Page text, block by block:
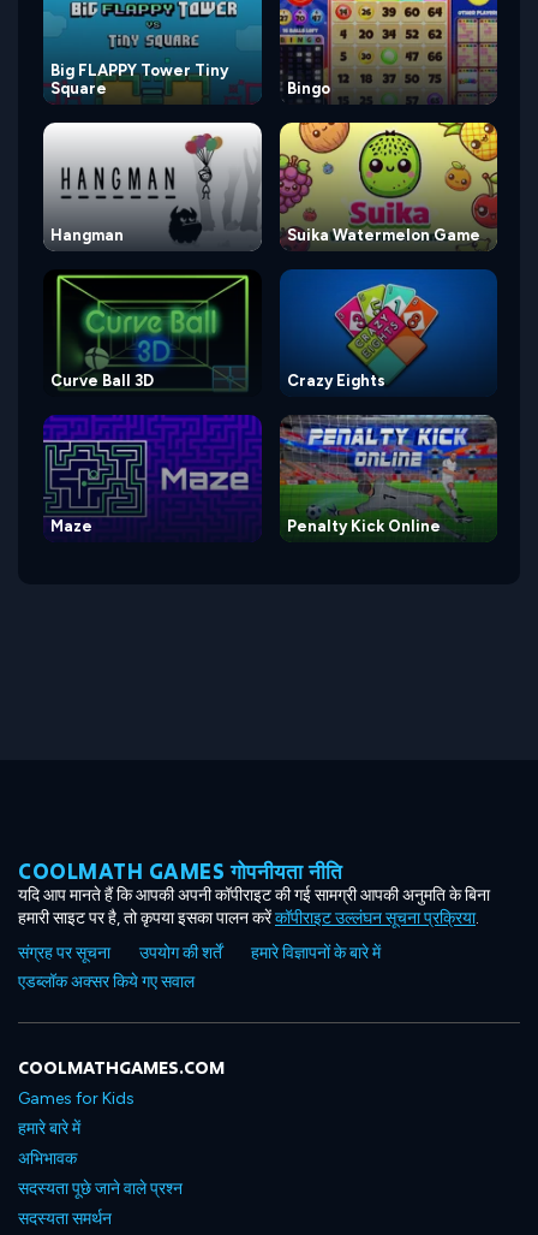
Big FLAPPY Tower Tiny
Square
Bingo
Hangman Suika Watermelon Game
Curve Ball 3D Crazy Eights
Maze Penalty Kick Online
COOLMATH GAMES गोपनीयता नीति
यदि आप मानते हैं कि आपकी अपनी कॉपीराइट की गई सामग्री आपकी अनुमति के बिना
हमारी साइट पर है, तो कृपया इसका पालन करेंकॉपीराइट उल्लंघन सूचना प्रक्रिया.
संग्रह पर सूचना
उपयोग की शर्तें
हमारे विज्ञापनों के बारे में
एडब्लॉक अक्सर किये गए सवाल
COOLMATHGAMES.COM
Games for Kids
हमारे बारे में
अभिभावक
सदस्यता पूछे जाने वाले प्रश्न
सदस्यता समर्थन